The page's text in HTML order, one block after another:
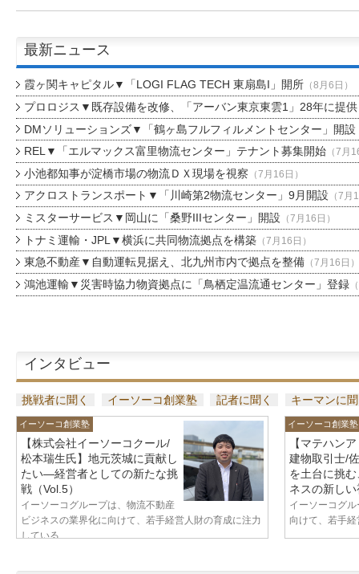
最新ニュース
霞ヶ関キャピタル▼「LOGI FLAG TECH 東扇島I」開所（8月6日）
プロロジス▼既存設備を改修、「アーバン東京東雲1」28年に提供
DMソリューションズ▼「鶴ヶ島フルフィルメントセンター」開設
REL▼「エルマックス富里物流センター」テナント募集開始（7月
小池都知事が淀橋市場の物流ＤＸ現場を視察 （7月16日）
アクロストランスポート▼「川崎第2物流センター」9月開設 （7月
ミスターサービス▼岡山に「桑野IIIセンター」開設 （7月16日）
トナミ運輸・JPL▼横浜に共同物流拠点を構築（7月16日）
東急不動産▼自動運転見据え、北九州市内で拠点を整備（7月16日）
鴻池運輸▼災害時協力物資拠点に「鳥栖定温流通センター」登録
インタビュー
挑戦者に聞く イーソーコ創業塾 記者に聞く キーマンに
イーソーコ創業塾
【株式会社イーソーコクール/
松本瑞生氏】地元茨城に貢献し
たい—経営者としての新たな挑
戦（Vol.5）
イーソーコグループは、物流不動産
ビジネスの業界化に向けて、若手経営人財の育成に注力
している...
イーソーコ創業塾
【マテハン
建物取引士/
を土台に挑
ネスの新し
イーソーコグ
向けて、若手